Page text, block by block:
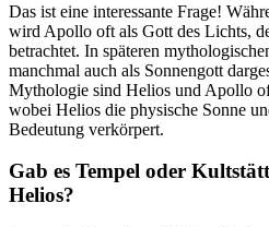
Das ist eine interessante Frage!
wird Apollo oft‌ als Gott des Lichts,
betrachtet. In späteren
manchmal auch als Sonnengott
Mythologie sind ⁤Helios und Apollo
wobei Helios ⁤die physische Sonne‍
Bedeutung verkörpert.
Gab ⁣es Tempel oder
Helios?